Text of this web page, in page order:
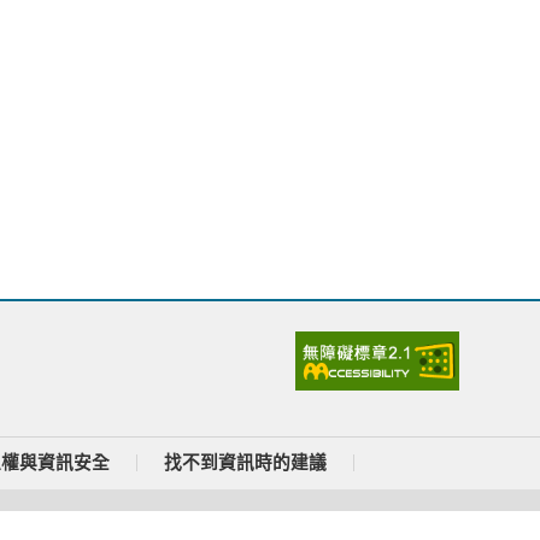
與資訊安全 找不到資訊時的建議